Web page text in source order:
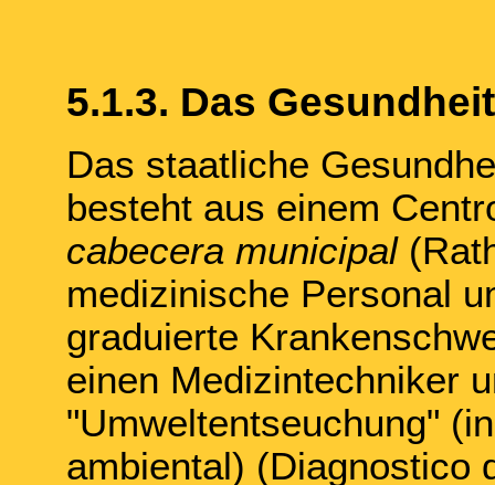
5.1.3. Das
Das staatliche
besteht aus einem
cabecera municipal
medizinische Personal
graduierte
einen Medizintechniker
"Umweltentseuchung"
ambiental) (Diagnostico